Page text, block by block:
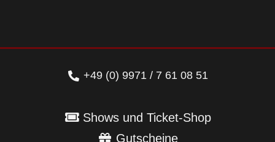
+49 (0) 9971 / 7 61 08 51
Shows und Ticket-Shop
Gutscheine